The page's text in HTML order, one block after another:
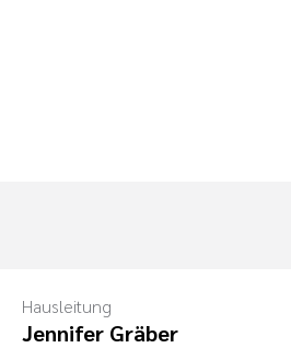
Hausleitung
Jennifer Gräber